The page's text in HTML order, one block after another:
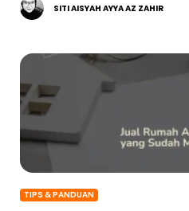
SITI AISYAH AYYA AZ ZAHIR
TIPS & PANDUAN